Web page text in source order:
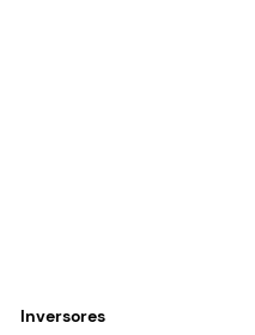
Inversores